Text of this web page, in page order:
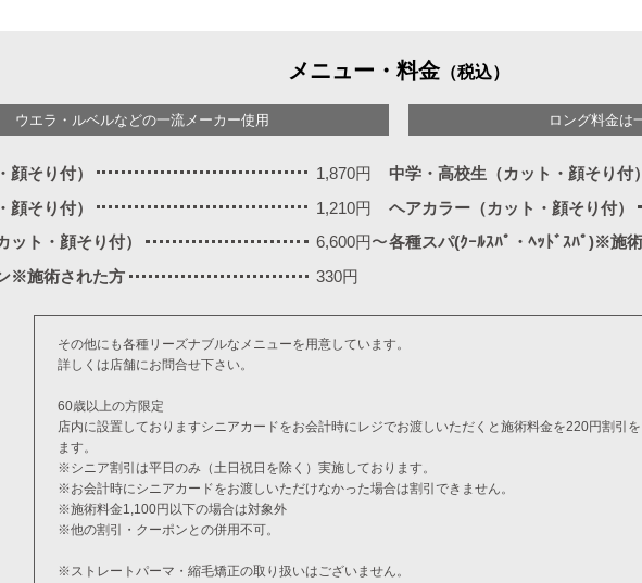
メニュー・料金（税込）
ウエラ・ルベルなどの一流メーカー使用 ロング料金は
顔そり付） 1,870円
中学・高校生（カット・顔そり付
顔そり付）
1,210円
ヘアカラー（カット・顔そり付）
ット・顔そり付）
6,600円〜各種スパ(ｸｰﾙｽﾊﾟ・ﾍｯﾄﾞｽﾊﾟ)※施
※施術された方
330円
その他にも各種リーズナブルなメニューを用意しています。
詳しくは店舗にお問合せ下さい。
60歳以上の方限定
店内に設置しておりますシニアカードをお会計時にレジでお渡しいただくと施術料金を220円割引
ます。
※シニア割引は平日のみ（土日祝日を除く）実施しております。
※お会計時にシニアカードをお渡しいただけなかった場合は割引できません。
※施術料金1,100円以下の場合は対象外
※他の割引・クーポンとの併用不可。
※ストレートパーマ・縮毛矯正の取り扱いはございません。